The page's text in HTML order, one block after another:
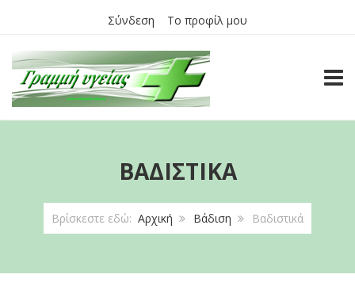
Σύνδεση Το προφίλ μου
ΒΑΔΙΣΤΙΚΆ
Βρίσκεστε εδώ: Αρχική Βάδιση Βαδιστικά